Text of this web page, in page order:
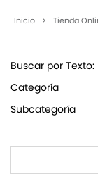
Inicio > Tienda
Buscar por Texto:
Categoría
Subcategoría